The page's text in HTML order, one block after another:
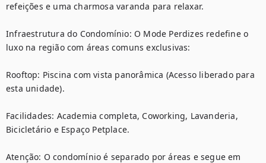
refeições e uma charmosa varanda para relaxar.
Infraestrutura do Condomínio: O Mode Perdizes redefine o
luxo na região com áreas comuns exclusivas:
Rooftop: Piscina com vista panorâmica (Acesso liberado para
esta unidade).
Facilidades: Academia completa, Coworking, Lavanderia,
Bicicletário e Espaço Petplace.
Atenção: O condomínio é separado por áreas e segue em